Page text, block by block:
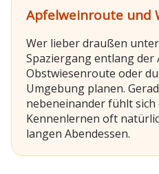
Apfelweinroute und
Wer lieber draußen
Spaziergang entlang der
Obstwiesenroute oder
Umgebung planen.
nebeneinander fühlt sich
Kennenlernen oft
langen Abendessen.